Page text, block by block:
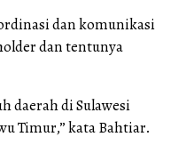
dan komunikasi
dan tentunya
daerah di Sulawesi
Timur,” kata Bahtiar.